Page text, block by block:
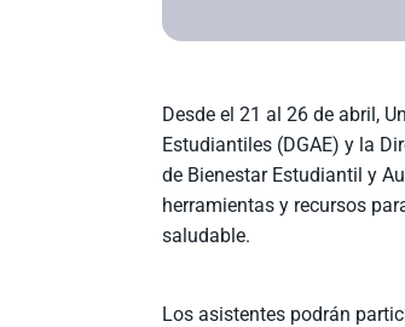
Desde el 21 al 26 de abril,
Estudiantiles (DGAE) y la
de Bienestar Estudiantil y
herramientas y recursos
saludable.
Los asistentes podrán